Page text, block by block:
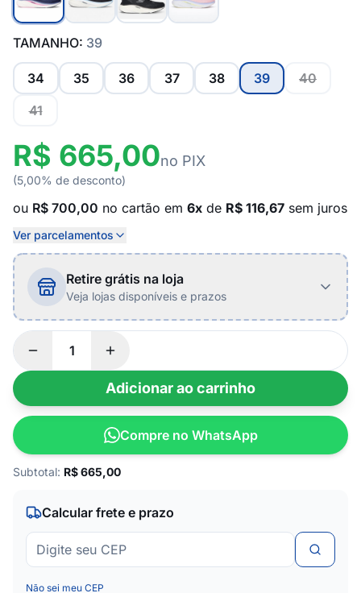
TAMANHO: 39
34 35 36 37 38 39
40
41
R$ 665,00no PIX
(5,00% de desconto)
ou R$ 700,00 no cartão em 6x de R$ 116,67 sem juros
Ver parcelamentos
Retire grátis na loja
Veja lojas disponíveis e prazos
Adicionar ao carrinho
Compre no WhatsApp
Subtotal: R$665,00
Calcular frete e prazo
Não sei meu CEP